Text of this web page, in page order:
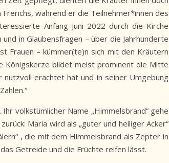
während er die Teilnehmer*innen des
Anfang Juni 2022 durch die Kirche
in Glaubensfragen – über die Jahrhunderte
Frauen – kümmer(te)n sich mit den Kräutern
Königskerze bildet meist prominent die Mitte
erachtet hat und in seiner Umgebung
volkstümlicher Name „Himmelsbrand“ gehe
Maria wird als „guter und heiliger Acker“
, die mit dem Himmelsbrand als Zepter in
Getreide und die Früchte reifen lässt.